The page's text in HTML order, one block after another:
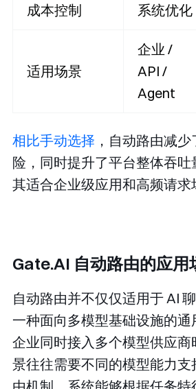
成本控制 系统优化
适用场景
企业 /
API /
Agent
相比手动选择 ，自动路由减
险，同时提升了平台整体吞
其适合企业级应用和高频请求
Gate.AI 自动路由的应用
自动路由并不仅仅适用于 AI
一种面向多模型基础设施的通
企业同时接入多个模型供应商
景往往需要不同的模型能力支